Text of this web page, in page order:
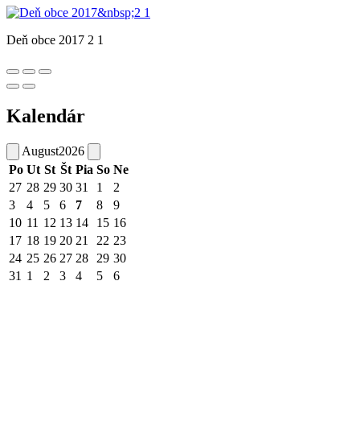
Deň obce 2017 2 1
Kalendár
August2026
Po Ut St Št Pia So Ne
27 28 29 30 31 1
2
3
4 5 6 7 8
9
10 11 12 13 14 15 16
17 18 19 20 21 22 23
24 25 26 27 28 29 30
31 1 2 3 4 5 6